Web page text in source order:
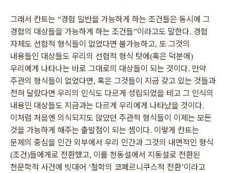
그래서 칸트는 “경험 일반을 가능하게 하는 조건들은 동시에 그
경험의 대상들을 가능하게 하는 조건들”이라고도 말한다. 경험
자체도 선험적 형식들이 없었다면 불가능하고, 또 그것의
내용들인 대상들도 우리의 선험적 형식 탓에 (혹은 덕분에 )
우리에게 나타나는 바로 그대로의 대상들이 되는 것이다. 만약
주관의 형식들이 없었다면, 혹은 그것들이 지금 갖고 있는 것들과
전혀 달랐다면 우리의 인식도 다르게 성립되었을 테고 그 인식의
내용인 대상들도 지금과는 다르게 우리에게 나타났을 것이다.
이처럼 처음엔 의식되지도 않았던 주관적 형식들이 이제는 모든
것을 가능하게 해주는 출발점이 되는 셈이다. 이렇게 칸트는
문제의 중심을 인간 외부에서 우리 인간과 그것의 내면적인 형식
(조건)들에게로 전환했고, 이를 천동설에서 지동설로 전환된
천문학적 사건에 빗대어 ‘철학의 코페르니쿠스적 전환’이라고